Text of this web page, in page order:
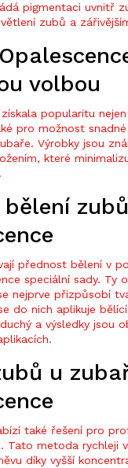
pigmentaci uvnitř
zubů a
volbou
popularitu
pro možnost
Výrobky jsou
které
bělení
přednost bělení v
speciální sady. Ty
nejprve přizpůsobí
do nich aplikuje
a výsledky jsou
u
také řešení pro
Tato metoda rychleji
díky vyšší